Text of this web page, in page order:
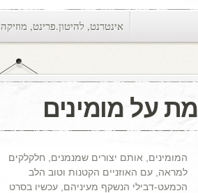
אינטרנט, להיטון.פרינט, מוזיקה
מת על מומינים
המומינים, אותם יצורים שמנמנים, חלקלקים
למראה, עם האוזניים הקטנות וטוב הלב
הכמעט-דבילי הנשקף מעיניהם, עכשיו בסרט